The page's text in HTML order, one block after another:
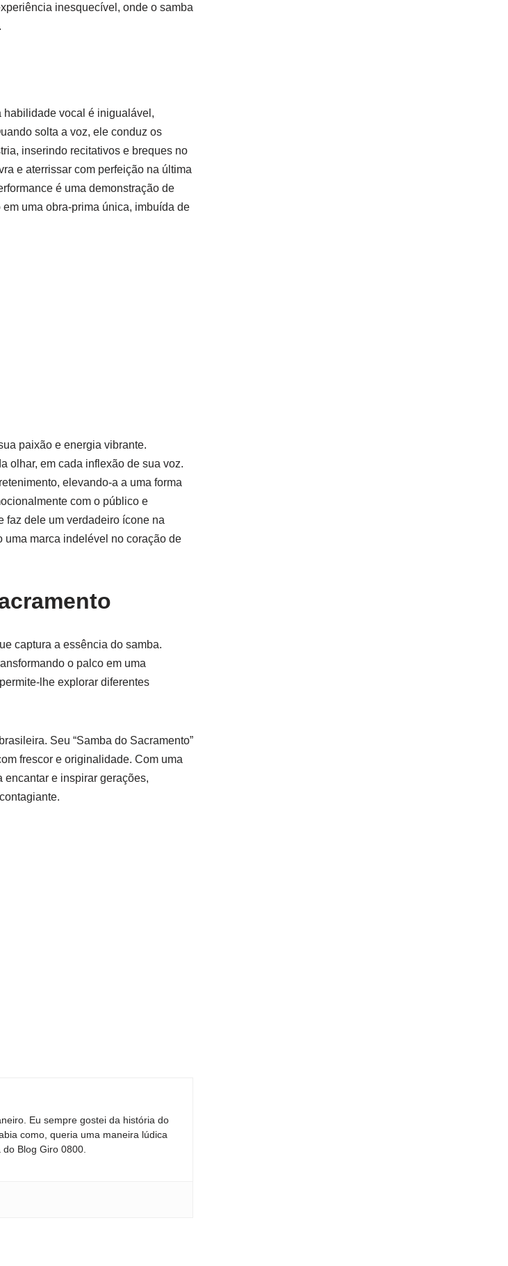
inesquecível, onde o samba
habilidade vocal é inigualável,
solta a voz, ele conduz os
inserindo recitativos e breques no
e aterrissar com perfeição na última
é uma demonstração de
uma obra-prima única, imbuída de
paixão e energia vibrante.
olhar, em cada inflexão de sua voz.
elevando-a a uma forma
com o público e
faz dele um verdadeiro ícone na
uma marca indelével no coração de
captura a essência do samba.
o palco em uma
lhe explorar diferentes
Seu “Samba do Sacramento”
frescor e originalidade. Com uma
encantar e inspirar gerações,
Eu sempre gostei da história do
como, queria uma maneira lúdica
Blog Giro 0800.